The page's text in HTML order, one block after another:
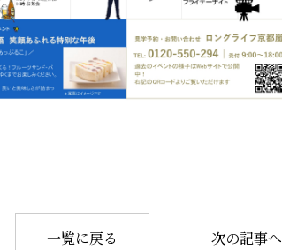
一覧に戻る 次の記事へ